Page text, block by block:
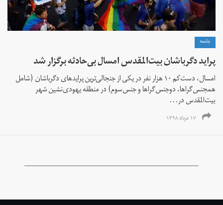
جامعه
پراید دگرباشان بیت‌المقدس امسال بی‌حادثه برگزار شد
امسال، دست‌کم ۱۰ هزار نفر در یکی از جنجالی‌ترین پرایدهای دگرباشان (شامل
همجنس‌گراها، دوجنس‌گراها و جنس‌سوم) در منطقه یهودی‌نشین شهر
بیت‌المقدس در...
۱۷ خرداد ۱۳۹۸